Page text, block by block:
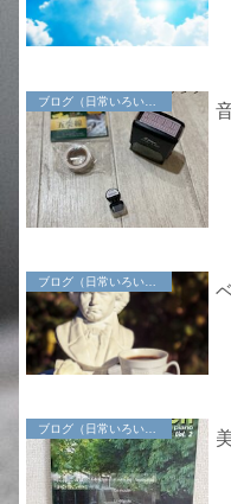
ブログ（日常いろいろ）